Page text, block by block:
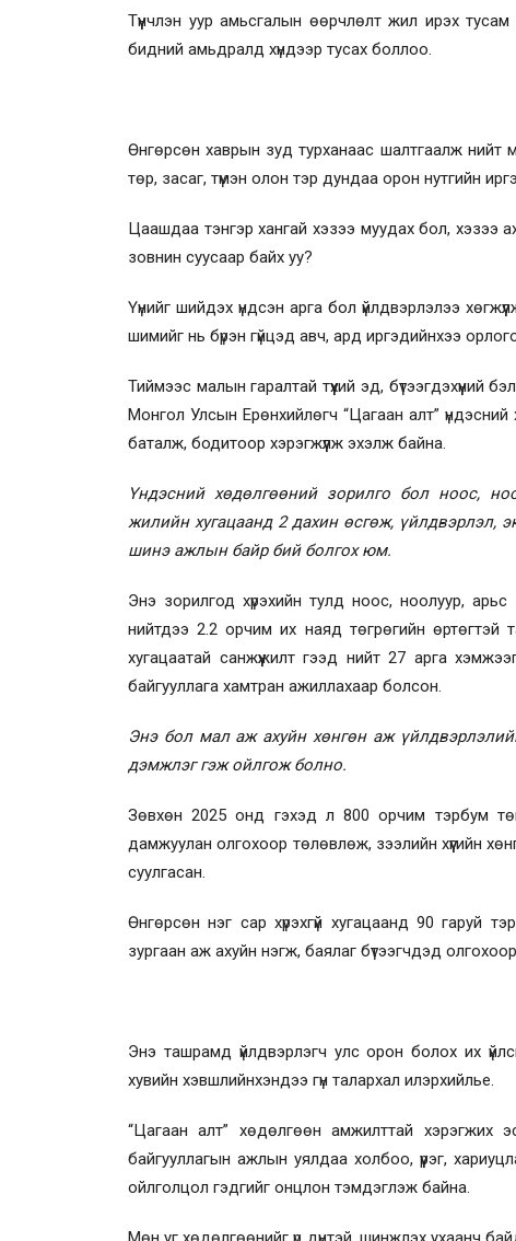
Түүнчлэн уур амьсгалын өөрчлөлт жил ирэх
бидний амьдралд хүндээр тусах боллоо.
Өнгөрсөн хаврын зуд турханаас шалтгаалж нийт
төр, засаг, түмэн олон тэр дундаа орон нутгийн
Цаашдаа тэнгэр хангай хэзээ муудах бол,
зовнин суусаар байх уу?
Үүнийг шийдэх үндсэн арга бол үйлдвэрлэлээ
шимийг нь бүрэн гүйцэд авч, ард иргэдийнхээ
Тиймээс малын гаралтай түүхий эд, бүтээгдэхүүний
Монгол Улсын Ерөнхийлөгч “Цагаан алт”
баталж, бодитоор хэрэгжүүлж эхэлж байна.
Үндэсний хөдөлгөөний зорилго бол ноос,
жилийн хугацаанд 2 дахин өсгөж, үйлдвэрлэл,
шинэ ажлын байр бий болгох юм.
Энэ зорилгод хүрэхийн тулд ноос, ноолуур,
нийтдээ 2.2 орчим их наяд төгрөгийн өртөгтэй
хугацаатай санжүүжилт гээд нийт 27 арга
байгууллага хамтран ажиллахаар болсон.
Энэ бол мал аж ахуйн хөнгөн аж
дэмжлэг гэж ойлгож болно.
Зөвхөн 2025 онд гэхэд л 800 орчим тэрбум
дамжуулан олгохоор төлөвлөж, зээлийн хүүгийн
суулгасан.
Өнгөрсөн нэг сар хүрэхгүй хугацаанд 90 гаруй
зургаан аж ахуйн нэгж, баялаг бүтээгчдэд
Энэ ташрамд үйлдвэрлэгч улс орон болох их
хувийн хэвшлийнхэндээ гүн талархал илэрхийлье.
“Цагаан алт” хөдөлгөөн амжилттай
байгууллагын ажлын уялдаа холбоо, үүрэг,
ойлголцол гэдгийг онцлон тэмдэглэж байна.